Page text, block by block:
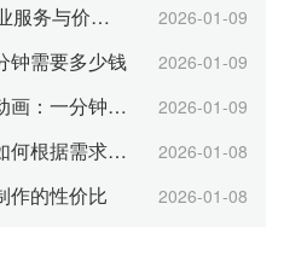
上海3d工业动画制作：专业服务与价格透明 2026-01-09
钟需要多少钱 2026-01-09
瞬息万变的上海三维工业动画：一分钟所需成本探讨 2026-01-09
上海三维动画制作费用：如何根据需求选择合适时长 2026-01-08
作的性价比 2026-01-08